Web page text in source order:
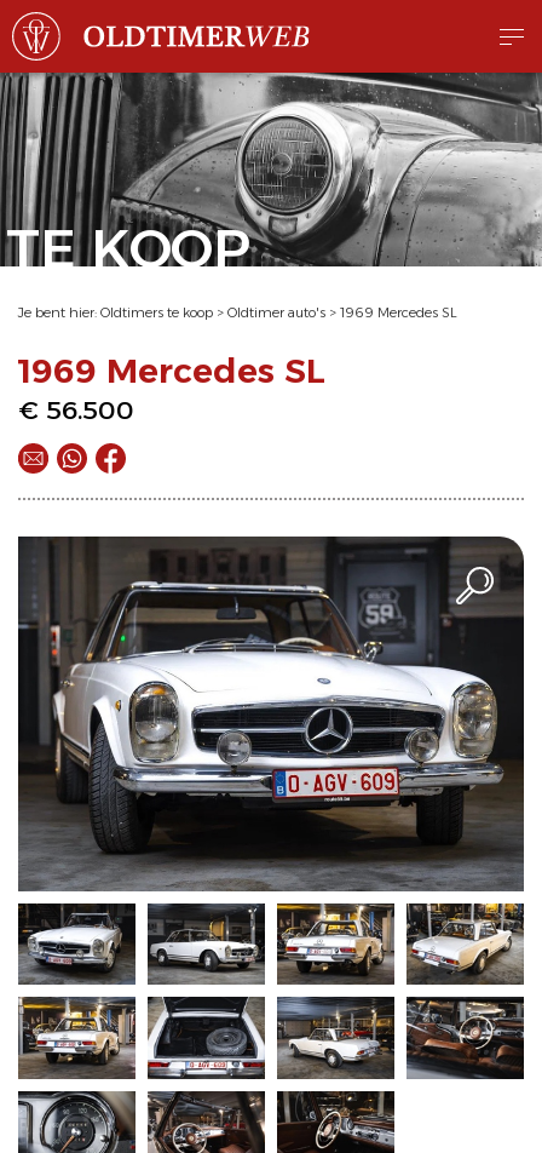
TE KOOP
Je bent hier: Oldtimers te koop > Oldtimer auto's > 1969 Mercedes SL
1969 Mercedes SL
€ 56.500